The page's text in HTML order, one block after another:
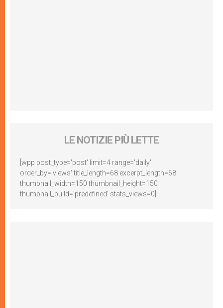
LE NOTIZIE PIÙ LETTE
[wpp post_type='post' limit=4 range='daily'
order_by='views' title_length=68 excerpt_length=68
thumbnail_width=150 thumbnail_height=150
thumbnail_build='predefined' stats_views=0]